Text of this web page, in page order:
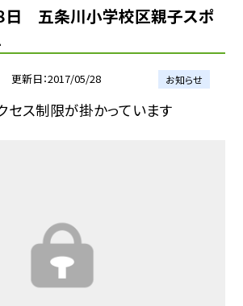
日 五条川小学校区親子スポ
更新日 2017/05/28 お知らせ
セス制限が掛かっています